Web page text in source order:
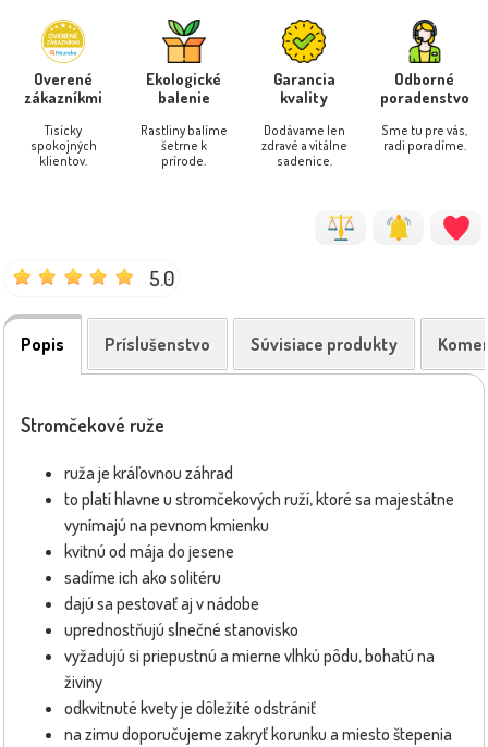
Overené
zákazníkmi
Tisícky
spokojných
klientov.
Ekologické
balenie
Rastliny balíme
šetrne k
prírode.
Garancia
kvality
Dodávame len
zdravé a vitálne
sadenice.
Odborné
poradenstvo
Sme tu pre vás,
radi poradíme.
5.0
Popis Príslušenstvo Súvisiace produkty
Stromčekové ruže
ruža je kráľovnou záhrad
to platí hlavne u stromčekových ruží, ktoré sa majestátne
vynímajú na pevnom kmienku
kvitnú od mája do jesene
sadíme ich ako solitéru
dajú sa pestovať aj v nádobe
uprednostňujú slnečné stanovisko
vyžadujú si priepustnú a mierne vlhkú pôdu, bohatú na
živiny
odkvitnuté kvety je dôležité odstrániť
na zimu doporučujeme zakryť korunku a miesto štepenia